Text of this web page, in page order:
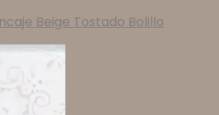
Beige Tostado Bolillo